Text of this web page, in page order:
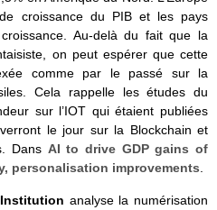
croissance du PIB et les pays
Au-delà du fait que la
on peut espérer que cette
comme par le passé sur la
Cela rappelle les études du
sur l’IOT qui étaient publiées
le jour sur la Blockchain et
Dans AI to drive GDP gains of
personalisation improvements.
analyse la numérisation